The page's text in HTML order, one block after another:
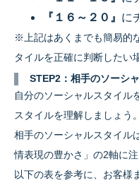
『１６～２０』 に
※上記はあくまでも簡易的
タイルを正確に判断したい
STEP2：相手のソーシ
自分のソーシャルスタイル
スタイルを理解しましょう。
相手のソーシャルスタイル
情表現の豊かさ」の2軸に注
以下の表を参考に、お客様